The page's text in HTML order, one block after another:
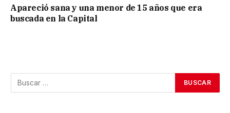
Apareció sana y una menor de 15 años que era
buscada en la Capital